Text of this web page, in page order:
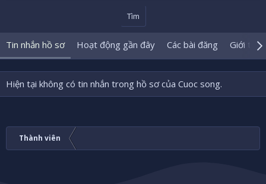
Tìm
Tin nhắn hồ sơ Hoạt động gần đây Các bài đăng Giới
Hiện tại không có tin nhắn trong hồ sơ của Cuoc song.
Thành viên